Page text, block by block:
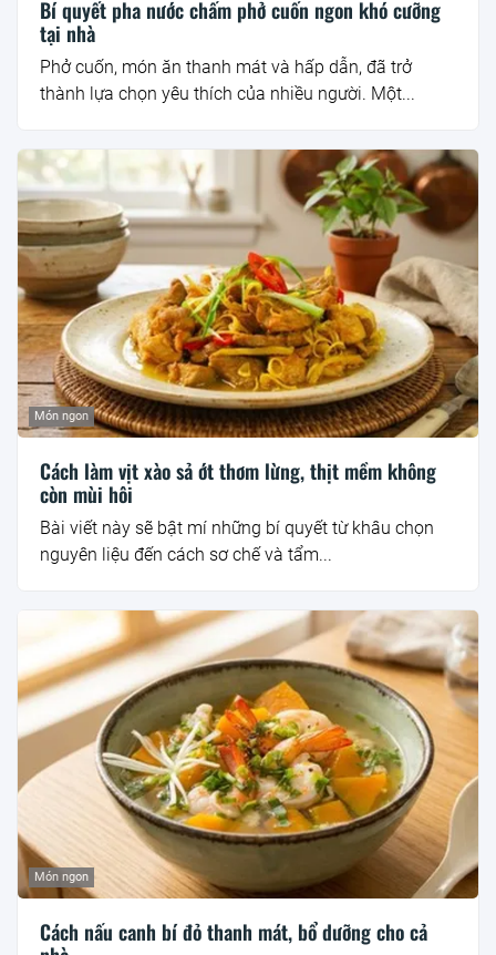
Bí quyết pha nước chấm phở cuốn ngon khó cưỡng
tại nhà
Phở cuốn, món ăn thanh mát và hấp dẫn, đã trở
thành lựa chọn yêu thích của nhiều người. Một...
Món ngon
Cách làm vịt xào sả ớt thơm lừng, thịt mềm không
còn mùi hôi
Bài viết này sẽ bật mí những bí quyết từ khâu chọn
nguyên liệu đến cách sơ chế và tẩm...
Món ngon
Cách nấu canh bí đỏ thanh mát, bổ dưỡng cho cả